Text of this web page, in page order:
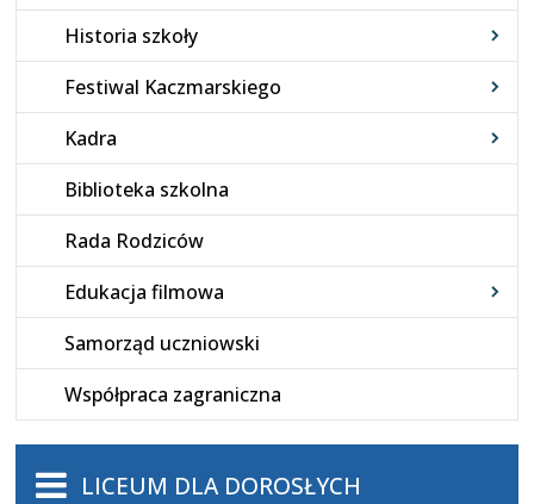
Historia szkoły
Festiwal Kaczmarskiego
Kadra
Biblioteka szkolna
Rada Rodziców
Edukacja filmowa
Samorząd uczniowski
Współpraca zagraniczna
LICEUM DLA DOROSŁYCH